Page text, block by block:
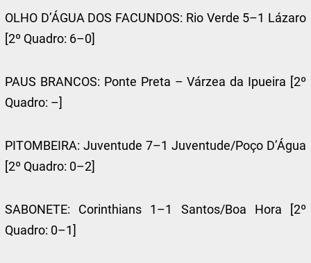
OLHO D’ÁGUA DOS FACUNDOS: Rio Verde 5–1 Lázaro
[2º Quadro: 6–0]
PAUS BRANCOS: Ponte Preta – Várzea da Ipueira [2º
Quadro: –]
PITOMBEIRA: Juventude 7–1 Juventude/Poço D’Água
[2º Quadro: 0–2]
SABONETE: Corinthians 1–1 Santos/Boa Hora [2º
Quadro: 0–1]